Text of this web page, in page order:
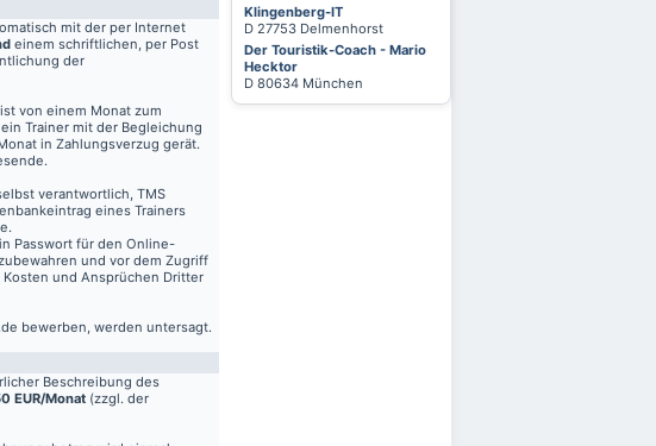
Klingenberg-IT
D 27753 Delmenhorst
Der Touristik-Coach - Mario
Hecktor
D 80634 München
mit der per Internet
einem schriftlichen, per Post
der
von einem Monat zum
Trainer mit der Begleichung
in Zahlungsverzug gerät.
verantwortlich, TMS
eines Trainers
Passwort für den Online-
und vor dem Zugriff
und Ansprüchen Dritter
bewerben, werden untersagt.
Beschreibung des
EUR/Monat (zzgl. der